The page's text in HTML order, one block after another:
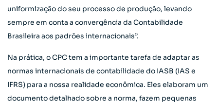
uniformização do seu processo de produção, levando
sempre em conta a convergência da Contabilidade
Brasileira aos padrões internacionais”.
Na prática, o CPC tem a importante tarefa de adaptar as
normas internacionais de contabilidade do IASB (IAS e
IFRS) para a nossa realidade econômica. Eles elaboram um
documento detalhado sobre a norma, fazem pequenas